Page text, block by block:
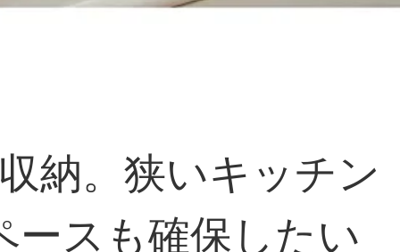
納。狭いキッチン
ースも確保したい